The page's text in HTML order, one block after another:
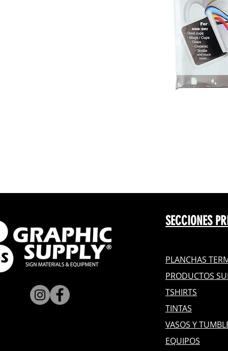
SECCIONES
PLANCHAS
PRODUCTOS
TSHIRTS
TINTAS
VASOS Y
EQUIPOS